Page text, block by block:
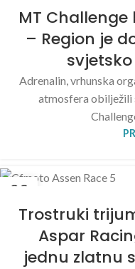
MT
– Region je
Adrenalin, vrhunska
atmosfera
29
Trostruki
Aspar
jednu zlatnu